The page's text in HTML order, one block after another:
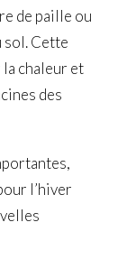
de paille ou
sol. Cette
chaleur et
des
l’hiver